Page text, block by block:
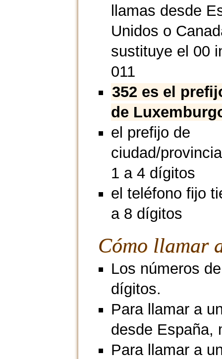
llamas desde
Unidos o
sustituye el 00
011
352 es el
de
el prefijo de
ciudad/
1 a 4 dígitos
el teléfono fijo
a 8 dígitos
Cómo llamar
Los números
dígitos.
Para llamar a
desde España,
Para llamar a